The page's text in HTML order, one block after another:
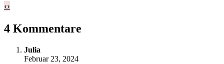
‹›
4 Kommentare
Julia
Februar 23, 2024